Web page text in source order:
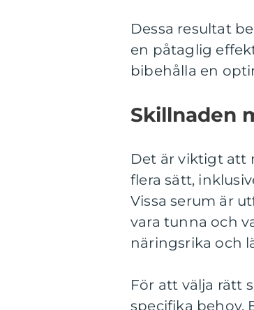
Dessa resultat
en påtaglig
bibehålla en
Skillnaden
Det är viktigt att
flera sätt,
Vissa serum är
vara tunna och
näringsrika och
För att välja rätt
specifika behov.